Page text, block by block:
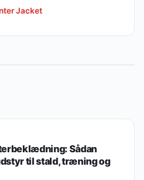
Jacket
Sådan
til stald, træning og